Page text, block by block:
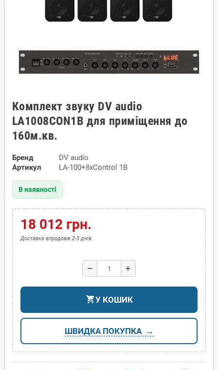
Комплект звуку DV audio
LA1008CON1B для приміщення до
160м.кв.
Бренд
DV audio
Артикул
LA-100+8хControl 1B
В наявності
18 012 грн.
Доставка впродовж 2-3 днів
remove add
shopping_cartУ КОШИК
ШВИДКА ПОКУПКА